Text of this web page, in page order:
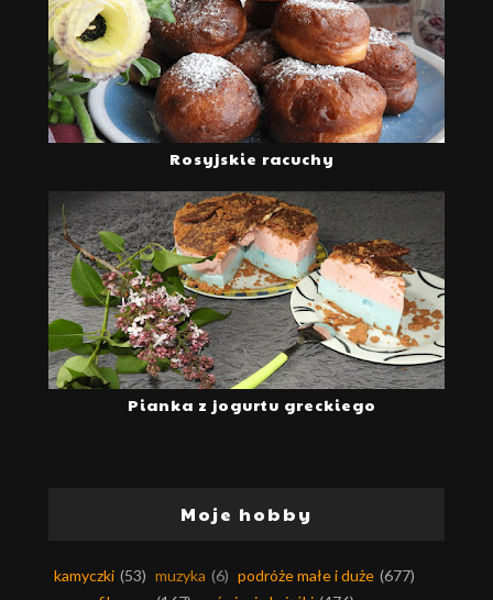
Rosyjskie racuchy
Pianka z jogurtu greckiego
Moje hobby
kamyczki (53) muzyka (6) podróże małe i duże (677)